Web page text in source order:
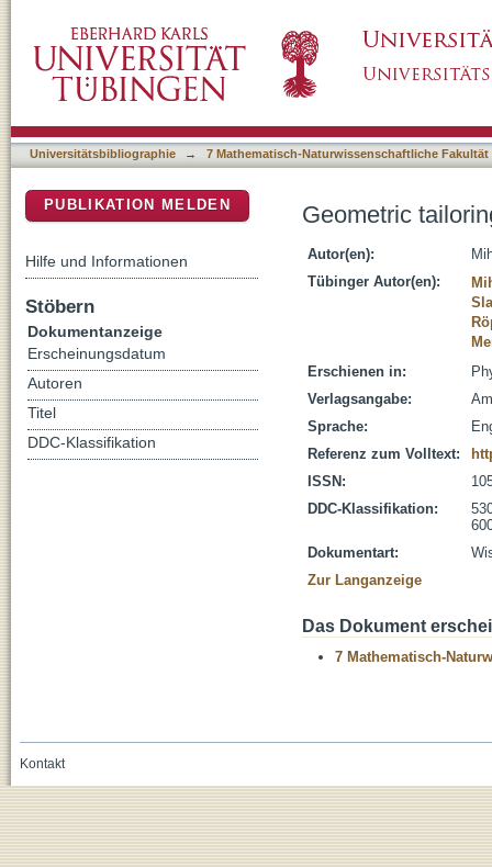
Universitätsbibliographie → 7 Mathematisch-Naturwissenschaftliche Fakultät
Geometric
Autor(en):
Tübinger Autor(en):
Erschienen in:
Verlagsangabe:
Sprache:
Referenz zum Volltext:
ISSN:
DDC-Klassifikation:
Dokumentart:
Zur Langanzeige
Das Dokument
7 Mathematisch-
PUBLIKATION MELDEN
Hilfe und Informationen
Stöbern
Dokumentanzeige
Erscheinungsdatum
Autoren
Titel
DDC-Klassifikation
Kontakt